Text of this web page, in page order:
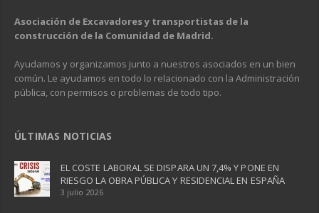
Asociación de Excavadores y transportistas de la
construcción de la Comunidad de Madrid.
Ayudamos y organizamos junto a nuestros asociados en un bien
común. Le ayudamos en todo lo relacionado con la Administración
pública, con permisos o problemas de todo tipo.
ÚLTIMAS NOTICIAS
EL COSTE LABORAL SE DISPARA UN 7,4% Y PONE EN
RIESGO LA OBRA PÚBLICA Y RESIDENCIAL EN ESPAÑA ​
3 julio 2026